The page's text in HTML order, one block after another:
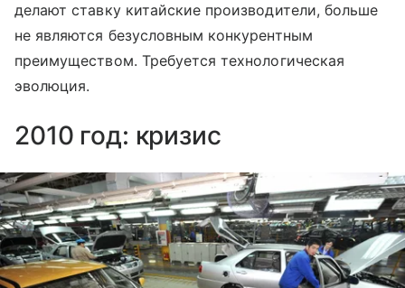
делают ставку китайские производители, больше
не являются безусловным конкурентным
преимуществом. Требуется технологическая
эволюция.
2010 год: кризис